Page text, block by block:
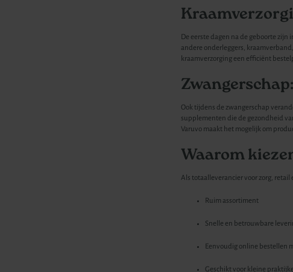
De eerste dagen na de geboorte
andere onderleggers,
kraamverzorging een efficiënt
Ook tijdens de zwangerschap
supplementen die de gezondheid
Varuvo maakt het mogelijk om
Waarom
Als totaalleverancier voor zorg,
Ruim assortiment
Snelle en betrouwbare
Eenvoudig online bestellen
Geschikt voor kleine